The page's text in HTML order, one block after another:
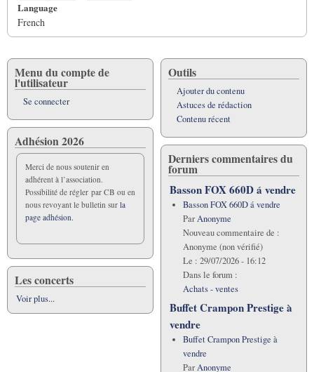
Language
French
Menu du compte de
l'utilisateur
Se connecter
Adhésion 2026
Merci de nous soutenir en
adhérent à l’association.
Possibilité de régler par CB ou en
nous revoyant le bulletin sur la
page adhésion.
Les concerts
Voir plus...
Outils
Ajouter du contenu
Astuces de rédaction
Contenu récent
Derniers commentaires du
forum
Basson FOX 660D á vendre
Basson FOX 660D á vendre
ParAnonyme
Nouveau commentaire de :
Anonyme (non vérifié)
Le : 29/07/2026 - 16:12
Dans le forum :
Achats - ventes
Buffet Crampon Prestige à
vendre
Buffet Crampon Prestige à
vendre
ParAnonyme